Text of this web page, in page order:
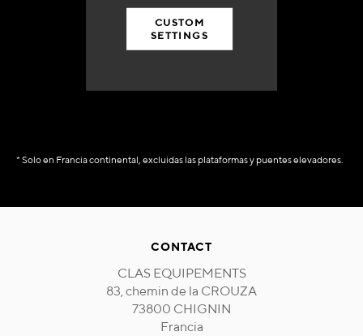
CUSTOM
SETTINGS
* Solo en Francia continental, excluidas las plataformas y puentes elevadores.
CONTACT
CLAS EQUIPEMENTS
83, chemin de la CROUZA
73800 CHIGNIN
Francia